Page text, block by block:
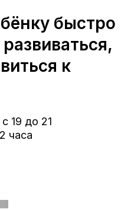
быстро
к
19 до 21
2 часа